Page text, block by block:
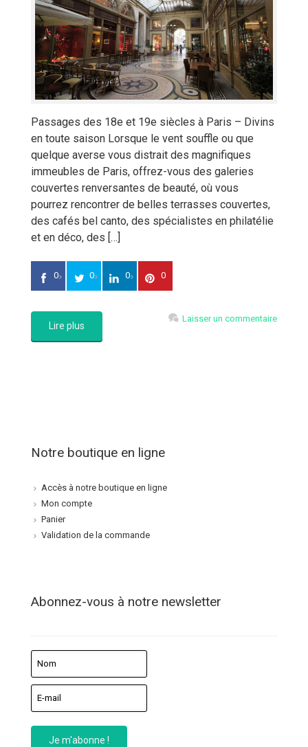
Passages des 18e et 19e siècles à Paris – Divins
en toute saison Lorsque le vent souffle ou que
quelque averse vous distrait des magnifiques
immeubles de Paris, offrez-vous des galeries
couvertes renversantes de beauté, où vous
pourrez rencontrer de belles terrasses couvertes,
des cafés bel canto, des spécialistes en philatélie
et en déco, des […]
0 0 0 0
Lire plus
Laisser un commentaire
Notre boutique en ligne
Accès à notre boutique en ligne
Mon compte
Panier
Validation de la commande
Abonnez-vous à notre newsletter